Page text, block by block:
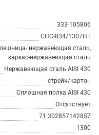
333-105806
СПС-834/1307НТ
нержавеющая сталь,
каркас-нержавеющая сталь
Нержавеющая сталь AISI 430
стрейч/картон
Сплошная полка AISI 430
Отсутствует
71.302857142857
1300